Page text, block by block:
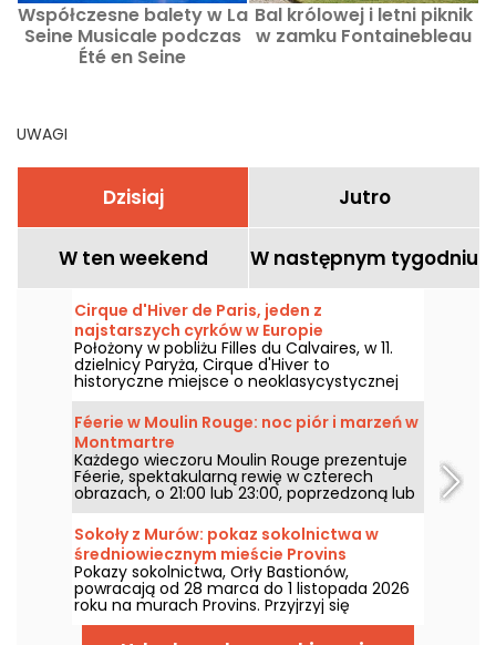
Współczesne balety w La
Seine Musicale podczas
Été en Seine
Bal królowej i letni piknik
w zamku Fontainebleau
UWAGI
Dzisiaj Jutro
W ten weekend W następnym tygodniu
Cirque d'Hiver de Paris, jeden z
najstarszych cyrków w Europie
Położony w pobliżu Filles du Calvaires, w 11.
dzielnicy Paryża, Cirque d'Hiver to
historyczne miejsce o neoklasycystycznej
architekturze. Jeden z najstarszych stałych
cyrków w Europie, nadal prezentuje sztukę
cyrkową ku uciesze rodzin.
Féerie w Moulin Rouge: noc piór i marzeń w
Montmartre
Każdego wieczoru Moulin Rouge prezentuje
Féerie, spektakularną rewię w czterech
obrazach, o 21:00 lub 23:00, poprzedzoną lub
nie kolacją stworzoną przez szefa kuchni.
Sokoły z Murów: pokaz sokolnictwa w
średniowiecznym mieście Provins
Pokazy sokolnictwa, Orły Bastionów,
powracają od 28 marca do 1 listopada 2026
roku na murach Provins. Przyjrzyj się
zachwycającym ptakom drapieżnym w
pełnej harmonii z końmi.